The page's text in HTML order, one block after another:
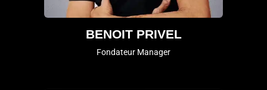
BENOIT PRIVEL
Fondateur Manager